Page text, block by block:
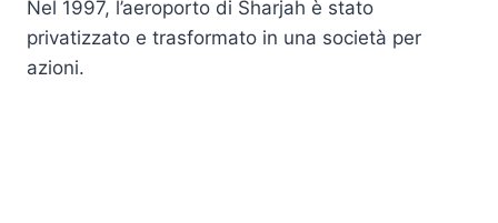
Nel 1997, l’aeroporto di Sharjah è stato
privatizzato e trasformato in una società per
azioni.